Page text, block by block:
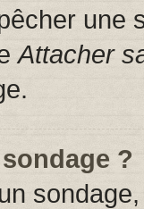
une
Attacher
?